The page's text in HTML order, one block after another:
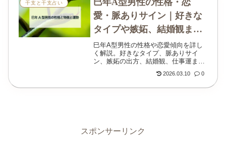
干支と干支占い
愛・脈ありサイン｜好きな
タイプや嫉妬、結婚観まで
解説
巳年A型男性の性格や恋愛傾向を詳し
く解説。好きなタイプ、脈ありサイ
ン、嫉妬の出方、結婚観、仕事運ま
りやすくまとめました。2026.03.10 0
スポンサーリンク